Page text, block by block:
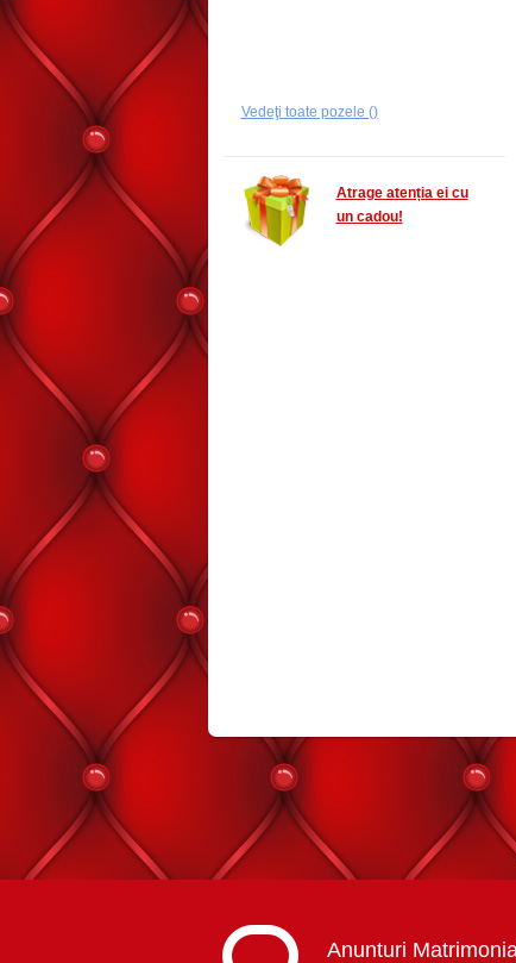
Vedeţi toate pozele ()
Atrage atenția ei cu
un cadou!
Anunturi